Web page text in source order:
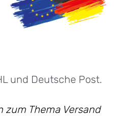
und Deutsche Post.
zum Thema Versand